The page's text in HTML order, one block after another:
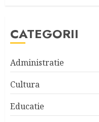
CATEGORII
Administratie
Cultura
Educatie